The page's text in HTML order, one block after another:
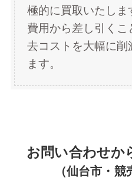
極的に買取いたし
費用から差し引く
去コストを大幅に削
ます。
お問い合わせか
（仙台市・競